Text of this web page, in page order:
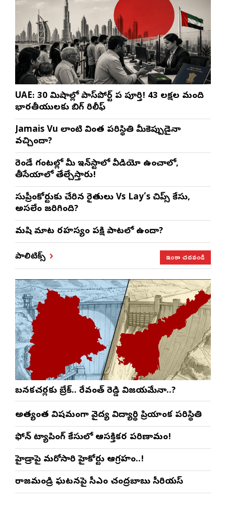
UAE: 30 నిమిషాల్లో పాస్‌పోర్ట్ పని పూర్తి! 43 లక్షల మంది
భారతీయులకు బిగ్ రిలీఫ్
Jamais Vu లాంటి వింత పరిస్థితి మీకెప్పుడైనా
వచ్చిందా?
రెండే గంటల్లో మీ ఇన్‌స్టాలో వీడియో ఉంచాలో,
తీసేయాలో తేల్చేస్తారు!
సుప్రీంకోర్టుకు చేరిన రైతులు Vs Lay’s చిప్స్‌ కేసు,
అసలేం జరిగింది?
మనిషి మాట రహస్యం పక్షి పాటలో ఉందా?
పాలిటిక్స్ ఇంకా చదవండి
బనకచర్లకు బ్రేక్.. రేవంత్ రెడ్డి విజయమేనా..?
అత్యంత విషమంగా వైద్య విద్యార్థిని ప్రియాంక పరిస్థితి
ఫోన్ ట్యాపింగ్ కేసులో ఆసక్తికర పరిణామం!
హైడ్రాపై మరోసారి హైకోర్టు ఆగ్రహం..!
రాజమండ్రి ఘటనపై సీఎం చంద్రబాబు సీరియస్